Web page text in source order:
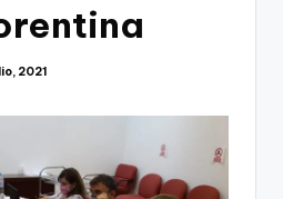
2021